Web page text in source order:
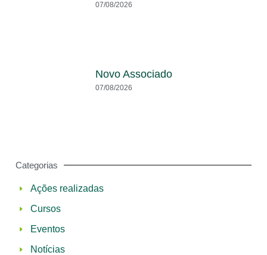
07/08/2026
Novo Associado
07/08/2026
Categorias
Ações realizadas
Cursos
Eventos
Notícias